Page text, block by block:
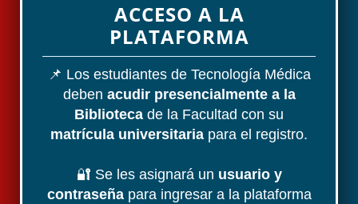
ACCESO A LA
PLATAFORMA
📌 Los estudiantes de Tecnología Médica
deben acudir presencialmente a la
Biblioteca de la Facultad con su
matrícula universitaria para el registro.
🔐 Se les asignará un usuario y
contraseñapara ingresar a la plataforma